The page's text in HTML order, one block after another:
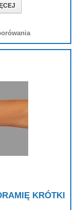
KRÓTKI